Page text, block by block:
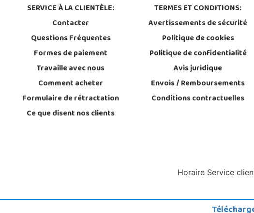
SERVICE À LA CLIENTÈLE:
Contacter
Questions Fréquentes
Formes de paiement
Travaille avec nous
Comment acheter
Formulaire de rétractation
Ce que disent nos clients
TERMES ET CONDITIONS:
Avertissements de sécurité
Politique de cookies
Politique de confidentialité
Avis juridique
Envois / Remboursements
Conditions contractuelles
Horaire Service